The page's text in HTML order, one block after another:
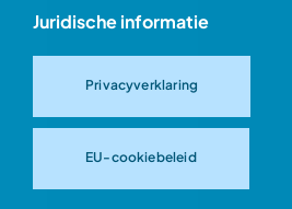
Juridische informatie
Privacyverklaring
EU-cookiebeleid